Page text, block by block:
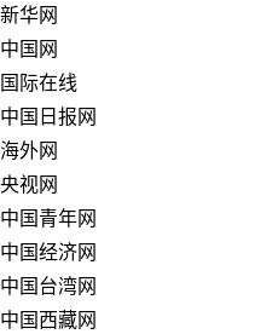
新华网
中国网
国际在线
中国日报网
海外网
央视网
中国青年网
中国经济网
中国台湾网
中国西藏网